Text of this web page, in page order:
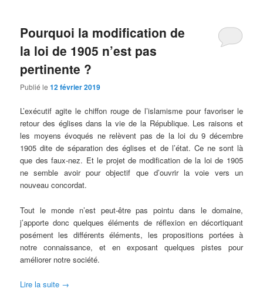
Pourquoi la modification de
la loi de 1905 n’est pas
pertinente ?
Publié le12 février 2019
L’exécutif agite le chiffon rouge de l’islamisme pour favoriser le
retour des églises dans la vie de la République. Les raisons et
les moyens évoqués ne relèvent pas de la loi du 9 décembre
1905 dite de séparation des églises et de l’état. Ce ne sont là
que des faux-nez. Et le projet de modification de la loi de 1905
ne semble avoir pour objectif que d’ouvrir la voie vers un
nouveau concordat.
Tout le monde n’est peut-être pas pointu dans le domaine,
j’apporte donc quelques éléments de réflexion en décortiquant
posément les différents éléments, les propositions portées à
notre connaissance, et en exposant quelques pistes pour
améliorer notre société.
Lire la suite →